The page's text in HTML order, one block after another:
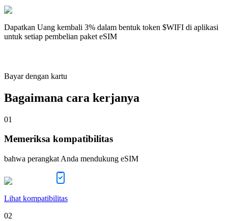
Dapatkan Uang kembali 3% dalam bentuk token $WIFI di aplikasi
untuk setiap pembelian paket eSIM
Bayar dengan kartu
Bagaimana cara kerjanya
01
Memeriksa kompatibilitas
bahwa perangkat Anda mendukung eSIM
Lihat kompatibilitas
02